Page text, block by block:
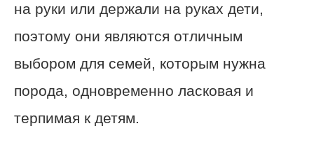
на руки или держали на руках дети,
поэтому они являются отличным
выбором для семей, которым нужна
порода, одновременно ласковая и
терпимая к детям.